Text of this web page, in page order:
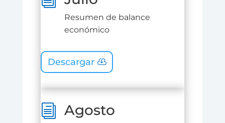
Resumen de balance
económico
Descargar
i Agosto